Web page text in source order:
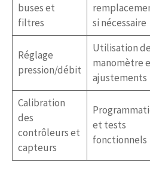
buses et
filtres
si nécessaire
Réglage
pression/débit
Utilisation de
manomètre
ajustements
Calibration
des
contrôleurs et
capteurs
et tests
fonctionnels